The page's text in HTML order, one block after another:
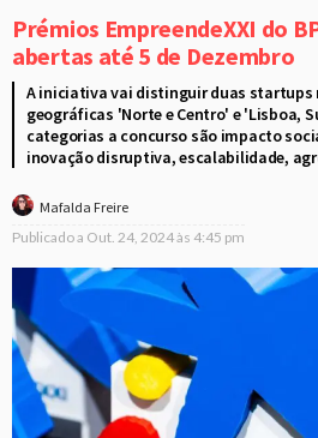
Prémios EmpreendeXXI do
abertas até 5 de Dezembro
A iniciativa vai distinguir duas startups
geográficas 'Norte e Centro' e 'Lisboa,
categorias a concurso são impacto
inovação disruptiva, escalabilidade,
Mafalda Freire
Publicado a Out. 24, 2024 às 4:45 pm